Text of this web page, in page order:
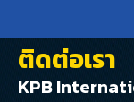
ติดต่อเรา
KPB